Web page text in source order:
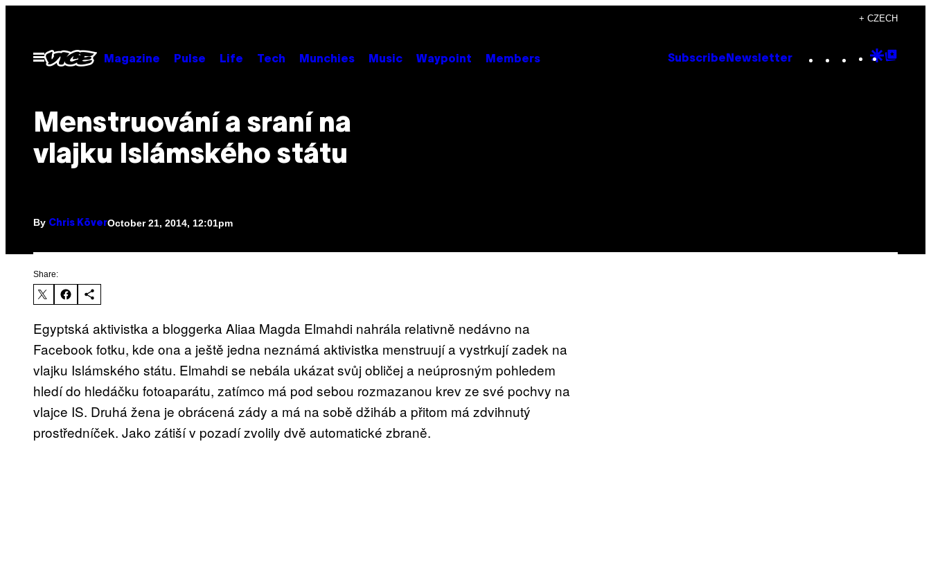
content
+ CZECH
Open
Menu
Magazine Pulse Life Tech Munchies Music Waypoint Members Subscribe Newsletter Instagram
TikTok
YouTube
Google
Menstruování a sraní na
vlajku Islámského státu
By Chris KöverOctober 21, 2014, 12:01pm
Share:
Egyptská aktivistka a bloggerka Aliaa Magda Elmahdi nahrála relativně nedávno na
Facebook fotku, kde ona a ještě jedna neznámá aktivistka menstruují a vystrkují zadek na
vlajku Islámského státu. Elmahdi se nebála ukázat svůj obličej a neúprosným pohledem
hledí do hledáčku fotoaparátu, zatímco má pod sebou rozmazanou krev ze své pochvy na
vlajce IS. Druhá žena je obrácená zády a má na sobě džiháb a přitom má zdvihnutý
prostředníček. Jako zátiší v pozadí zvolily dvě automatické zbraně.